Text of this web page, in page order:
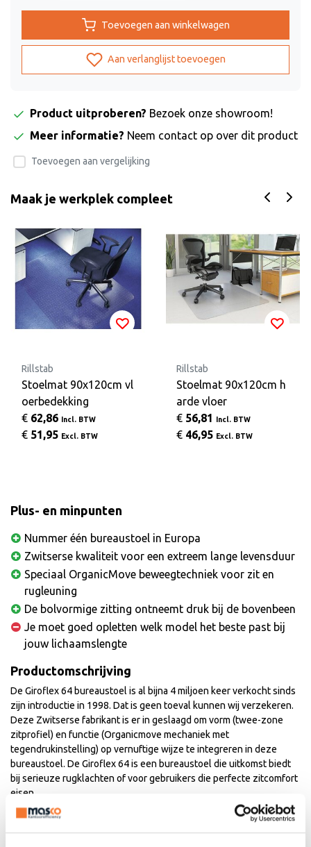
Toevoegen aan winkelwagen
Aan verlanglijst toevoegen
Product uitproberen? Bezoek onze showroom!
Meer informatie? Neem contact op over dit product
Toevoegen aan vergelijking
Maak je werkplek compleet
Rillstab
Stoelmat 90x120cm vl
oerbedekking
€ 62,86 Incl. BTW
€ 51,95 Excl. BTW
Rillstab
Stoelmat 90x120cm h
arde vloer
€ 56,81 Incl. BTW
€ 46,95 Excl. BTW
Plus- en minpunten
Nummer één bureaustoel in Europa
Zwitserse kwaliteit voor een extreem lange levensduur
Speciaal OrganicMove beweegtechniek voor zit en
rugleuning
De bolvormige zitting ontneemt druk bij de bovenbeen
Je moet goed opletten welk model het beste past bij
jouw lichaamslengte
Productomschrijving
De Giroflex 64 bureaustoel is al bijna 4 miljoen keer verkocht sinds
zijn introductie in 1998. Dat is geen toeval kunnen wij verzekeren.
Deze Zwitserse fabrikant is er in geslaagd om vorm (twee-zone
zitprofiel) en functie (Organicmove mechaniek met
tegendrukinstelling) op vernuftige wijze te integreren in deze
bureaustoel. De Giroflex 64 is een bureaustoel die uitkomst biedt
bij serieuze rugklachten of voor gebruikers die perfecte zitcomfort
eisen.
Bureaustoel Giroflex 64 op